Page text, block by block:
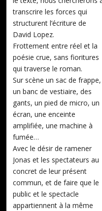
transcrire les forces qui
structurent l’écriture de
David Lopez.
Frottement entre réel et la
poésie crue, sans fioritures
qui traverse le roman.
Sur scène un sac de frappe,
un banc de vestiaire, des
gants, un pied de micro, un
écran, une enceinte
amplifiée, une machine à
fumée…
Avec le désir de ramener
Jonas et les spectateurs au
concret de leur présent
commun, et de faire que le
public et le spectacle
appartiennent à la même